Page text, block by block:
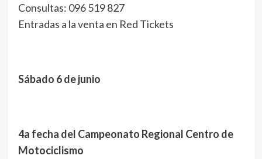
Consultas: 096 519 827
Entradas a la venta en Red Tickets
Sábado 6 de junio
4a fecha del Campeonato Regional Centro de
Motociclismo